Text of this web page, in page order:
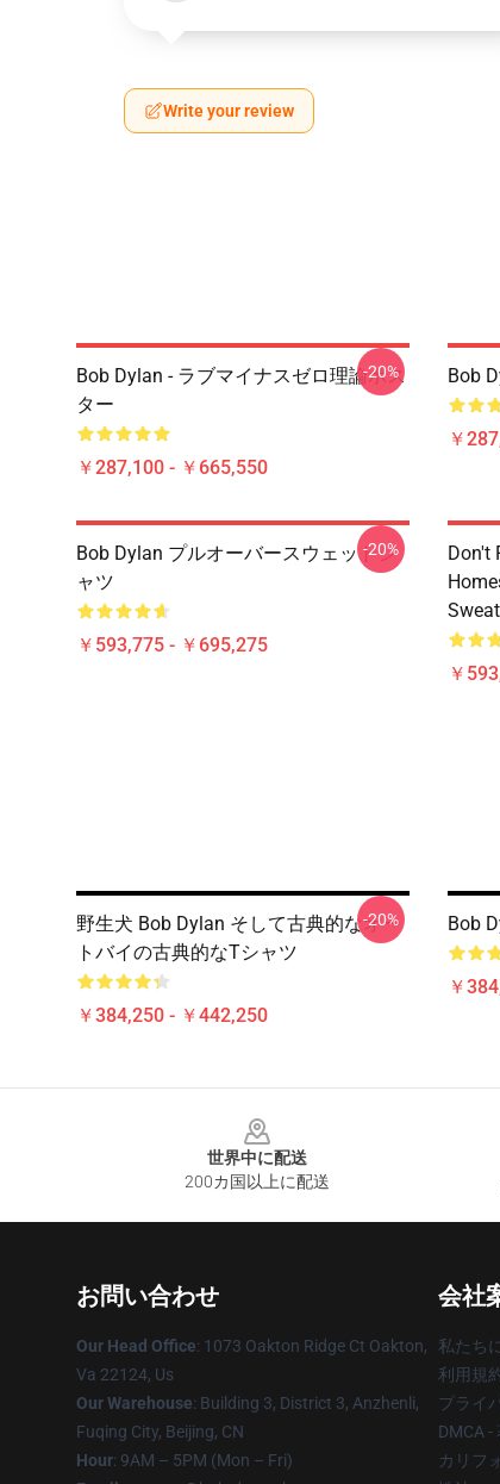
Write your review
Bob Dylan - ラブマイナスゼロ理論ポス
ター
￥287,100 - ￥665,550
-20% Bob
￥
Bob Dylan プルオーバースウェットシ
ャツ
￥593,775 - ￥695,275
-20%
Don't
￥
野生犬 Bob Dylan そして古典的なオー
トバイの古典的なTシャツ
￥384,250 - ￥442,250
-20% Bob
￥
世界中に配送
200カ国以上に配送
お問い合わせ
Our Head Office: 1073 Oakton Ridge Ct Oakton,
Va 22124, Us
Our Warehouse: Building 3, District 3, Anzhenli,
Fuqing City, Beijing, CN
Hour: 9AM – 5PM (Mon – Fri)
会社
私たち
利用規
プライ
DMCA -
カリフ